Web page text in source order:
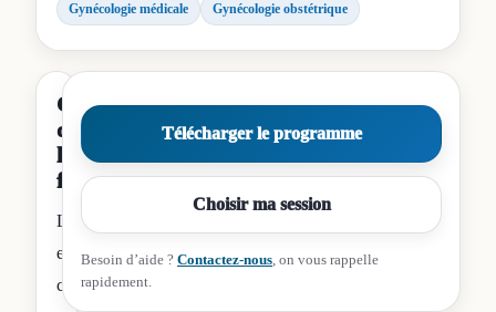
Gynécologie médicale Gynécologie obstétrique
Contenu
de
la
formation
L
e
c
Télécharger le programme
Choisir ma session
Besoin d’aide ? Contactez-nous, on vous rappelle
rapidement.